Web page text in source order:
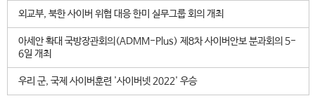
외교부, 북한 사이버 위협 대응 한미 실무그룹 회의 개최
아세안 확대 국방장관회의(ADMM-Plus) 제8차 사이버안보 분과회의 5-
6일 개최
우리 군, 국제 사이버훈련 '사이버넷 2022' 우승